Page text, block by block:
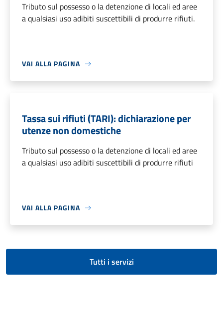
Tributo sul possesso o la detenzione di locali ed aree
a qualsiasi uso adibiti suscettibili di produrre rifiuti.
VAI ALLA PAGINA
Tassa sui rifiuti (TARI): dichiarazione per
utenze non domestiche
Tributo sul possesso o la detenzione di locali ed aree
a qualsiasi uso adibiti suscettibili di produrre rifiuti
VAI ALLA PAGINA
Tutti i servizi